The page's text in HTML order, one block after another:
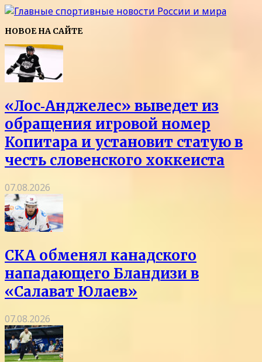
НОВОЕ НА САЙТЕ
«Лос‑Анджелес» выведет из
обращения игровой номер
Копитара и установит статую в
честь словенского хоккеиста
07.08.2026
СКА обменял канадского
нападающего Бландизи в
«Салават Юлаев»
07.08.2026